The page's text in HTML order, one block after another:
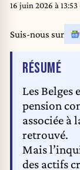
16 juin 2026 à 13:53
Suis-nous sur
RÉSUMÉDE
Les
pension
associée à
retrouvé.
Mais
des actifs